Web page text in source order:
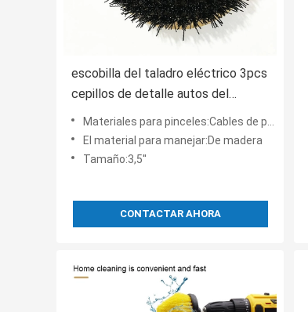
escobilla del taladro eléctrico 3pcs
cepillos de detalle autos del
taladro de 3,5 pulgadas
Materiales para pinceles:Cables de polipropileno
El material para manejar:De madera
Tamaño:3,5''
CONTACTAR AHORA